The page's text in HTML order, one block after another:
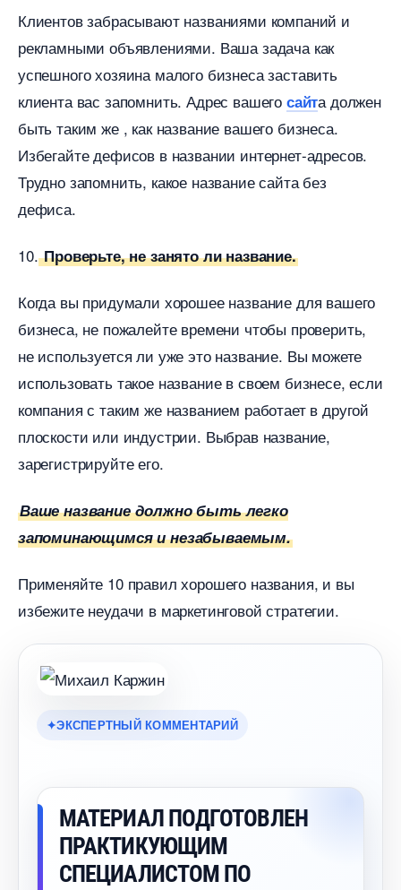
Клиентов забрасывают названиями компаний и
рекламными объявлениями. Ваша задача как
успешного хозяина малого бизнеса заставить
клиента вас запомнить. Адрес вашего сайта должен
ыть таким же , как название вашего бизнеса.
Избегайте дефисов в названии интернет-адресов.
Трудно запомнить, какое название сайта без
дефиса.
10.Проверьте, не занято ли название.
Когда вы придумали хорошее название для вашего
изнеса, не пожалейте времени чтобы проверить,
не используется ли уже это название. Вы можете
использовать такое название в своем бизнесе, если
компания с таким же названием работает в другой
плоскости или индустрии. Выбрав название,
зарегистрируйте его.
аше название должно быть легко
запоминающимся и незабываемым.
Применяйте 10 правил хорошего названия, и вы
избежите неудачи в маркетинговой стратегии.
ЭКСПЕРТНЫЙ КОММЕНТАРИЙ
МАТЕРИАЛ ПОДГОТОВЛЕН
ПРАКТИКУЮЩИМ
СПЕЦИАЛИСТОМ ПО